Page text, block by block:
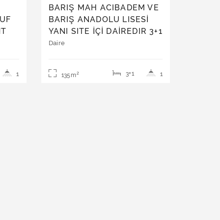
1
BARIŞ MAH ACIBADEM VE
BARIŞ ANADOLU LISESİ
YANI SITE İÇİ DAİREDIR 3+1
OLUP 1 KAT DAIREDİR
Daire
135m2 1
3+1